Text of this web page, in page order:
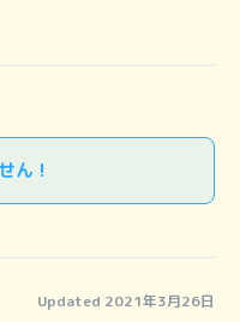
ん !
Updated 2021年3月26日